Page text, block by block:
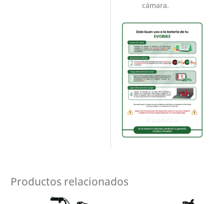
cámara.
Productos relacionados